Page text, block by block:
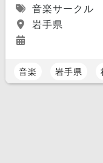
音楽サークル
岩手県
音楽 岩手県